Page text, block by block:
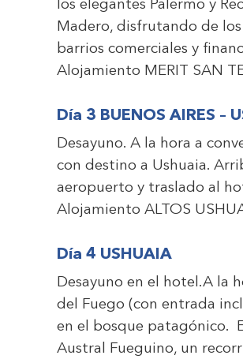
los elegantes Palermo y
Madero, disfrutando de
barrios comerciales y
Alojamiento MERIT SAN
Día 3 BUENOS AIRES –
Desayuno. A la hora a
con destino a Ushuaia.
aeropuerto y traslado al
Alojamiento ALTOS
Día 4 USHUAIA
Desayuno en el hotel.A la
del Fuego (con entrada
en el bosque patagónico.
Austral Fueguino, un